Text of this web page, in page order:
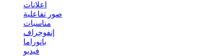
اعلانات
صور تفاعلية
مناسبات
إنفوجراف
بانوراما
فيديو